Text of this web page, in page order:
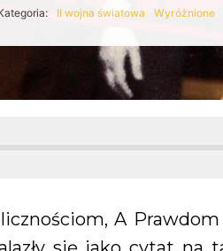
II wojna światowa Wyróżnione
A